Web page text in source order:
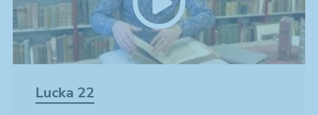
Lucka 22